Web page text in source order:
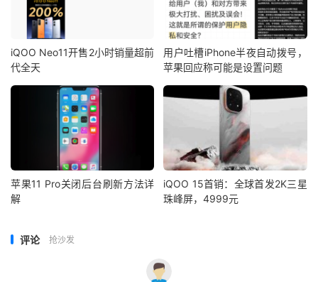
iQOO Neo11开售2小时销量超前
代全天
用户吐槽iPhone半夜自动拨号，
苹果回应称可能是设置问题
苹果11 Pro关闭后台刷新方法详
解
iQOO 15首销：全球首发2K三星
珠峰屏，4999元
评论 抢沙发